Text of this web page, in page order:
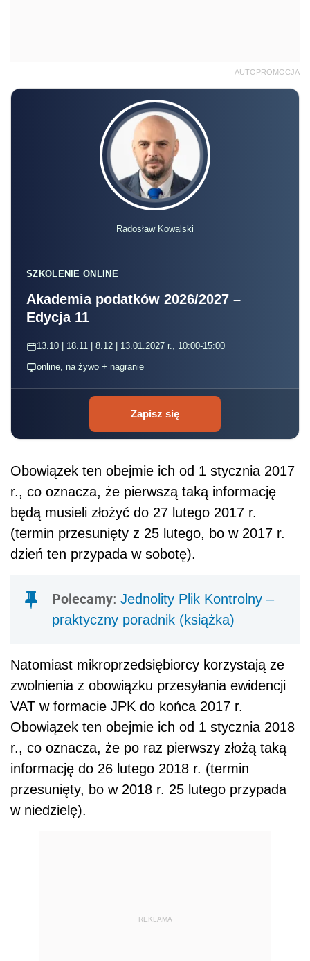
AUTOPROMOCJA
Radosław Kowalski
SZKOLENIE ONLINE
Akademia podatków 2026/2027 –
Edycja 11
13.10 | 18.11 | 8.12 | 13.01.2027 r., 10:00-15:00
online, na żywo + nagranie
Zapisz się
Obowiązek ten obejmie ich od 1 stycznia 2017
r., co oznacza, że pierwszą taką informację
będą musieli złożyć do 27 lutego 2017 r.
(termin przesunięty z 25 lutego, bo w 2017 r.
dzień ten przypada w sobotę).
Polecamy: Jednolity Plik Kontrolny –
praktyczny poradnik (książka)
Natomiast mikroprzedsiębiorcy korzystają ze
zwolnienia z obowiązku przesyłania ewidencji
VAT w formacie JPK do końca 2017 r.
Obowiązek ten obejmie ich od 1 stycznia 2018
r., co oznacza, że po raz pierwszy złożą taką
informację do 26 lutego 2018 r. (termin
przesunięty, bo w 2018 r. 25 lutego przypada
w niedzielę).
REKLAMA